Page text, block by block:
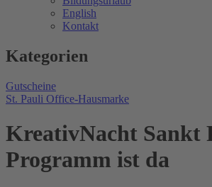
English
Kontakt
Kategorien
Gutscheine
St. Pauli Office-Hausmarke
KreativNacht Sankt
Programm ist da